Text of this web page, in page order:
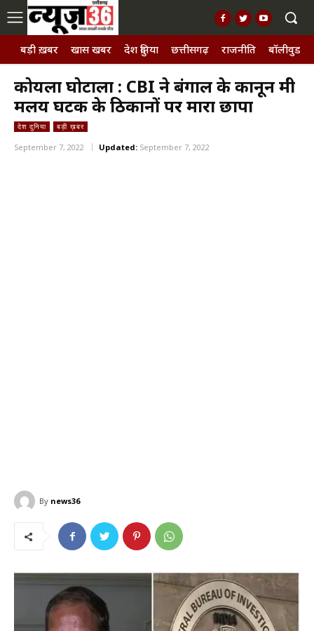
बड़ी ख़बर खास खबर देश दुनिया छत्तीसगढ़ राजनीति बॉलीवुड,
कोयला घोटाला : CBI ने बंगाल के कानून मंत्री
मलय घटक के ठिकानों पर मारा छापा
देश दुनिया बड़ी ख़बर
September 7, 2022 Updated: September 7, 2022
By news36